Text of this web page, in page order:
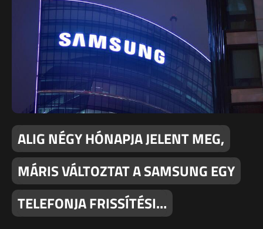
ALIG NÉGY HÓNAPJA JELENT MEG,
MÁRIS VÁLTOZTAT A SAMSUNG EGY
TELEFONJA FRISSÍTÉSI…